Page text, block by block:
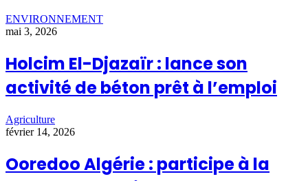
ENVIRONNEMENT
mai 3, 2026
Holcim El-Djazaïr : lance son
activité de béton prêt à l’emploi
Agriculture
février 14, 2026
Ooredoo Algérie : participe à la